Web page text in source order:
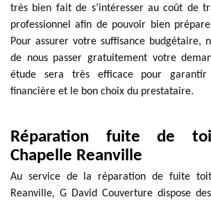
très bien fait de s’intéresser au coût de
professionnel afin de pouvoir bien
Pour assurer votre suffisance budgétaire,
de nous passer gratuitement votre
étude sera très efficace pour garantir
financière et le bon choix du prestataire.
Réparation fuite de
Chapelle Reanville
Au service de la réparation de fuite
Reanville, G David Couverture dispose